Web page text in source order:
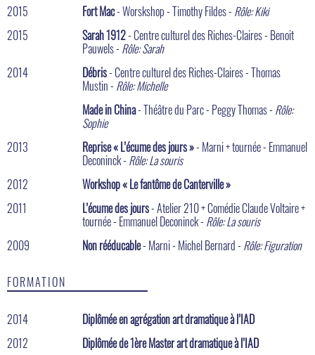
2015
Fort Mac- Worskshop - Timothy Fildes - Rôle: Kiki
2015
Sarah 1912- Centre culturel des Riches-Claires - Benoit
Pauwels - Rôle: Sarah
2014
Débris- Centre culturel des Riches-Claires - Thomas
Mustin - Rôle: Michelle
Made in China- Théâtre du Parc - Peggy Thomas - Rôle:
Sophie
2013
Reprise « L’écume des jours »- Marni + tournée - Emmanuel
Deconinck - Rôle: La souris
2012
Workshop « Le fantôme de Canterville »
2011
L’écume des jours- Atelier 210 + Comédie Claude Voltaire +
tournée - Emmanuel Deconinck - Rôle: La souris
2009
Non rééducable- Marni - Michel Bernard - Rôle: Figuration
FORMATION
2014
Diplômée en agrégation art dramatique à l’IAD
2012
Diplômée de 1ère Master art dramatique à l’IAD